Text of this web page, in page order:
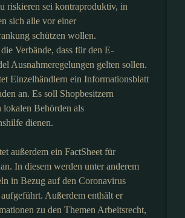
riskieren sei kontraproduktiv, in
sich alle vor einer
schützen wollen.
Verbände, dass für den E-
Ausnahmeregelungen gelten sollen.
Einzelhändlern ein Informationsblatt
an. Es soll Shopbesitzern
lokalen Behörden als
dienen.
außerdem ein FactSheet für
In diesem werden unter anderem
in Bezug auf den Coronavirus
Außerdem enthält er
zu den Themen Arbeitsrecht,